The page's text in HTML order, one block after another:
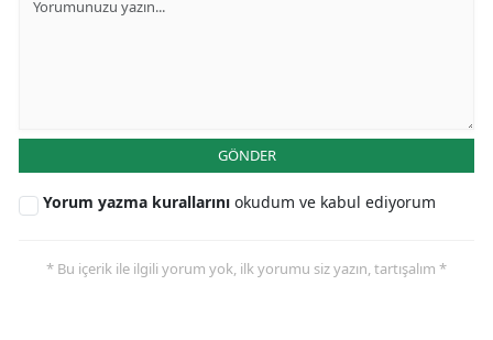
GÖNDER
Yorum yazma kurallarını okudum ve kabul ediyorum
* Bu içerik ile ilgili yorum yok, ilk yorumu siz yazın, tartışalım *